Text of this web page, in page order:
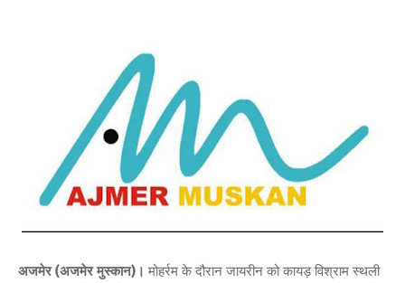
अजमेर (अजमेर मुस्कान)। मोहर्रम के दौरान जायरीन को कायड़ विश्राम स्थली